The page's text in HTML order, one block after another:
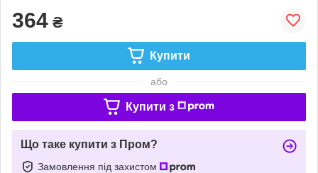
364 ₴
Купити
або
Купити з
Що таке купити з Пром?
Замовлення під захистом